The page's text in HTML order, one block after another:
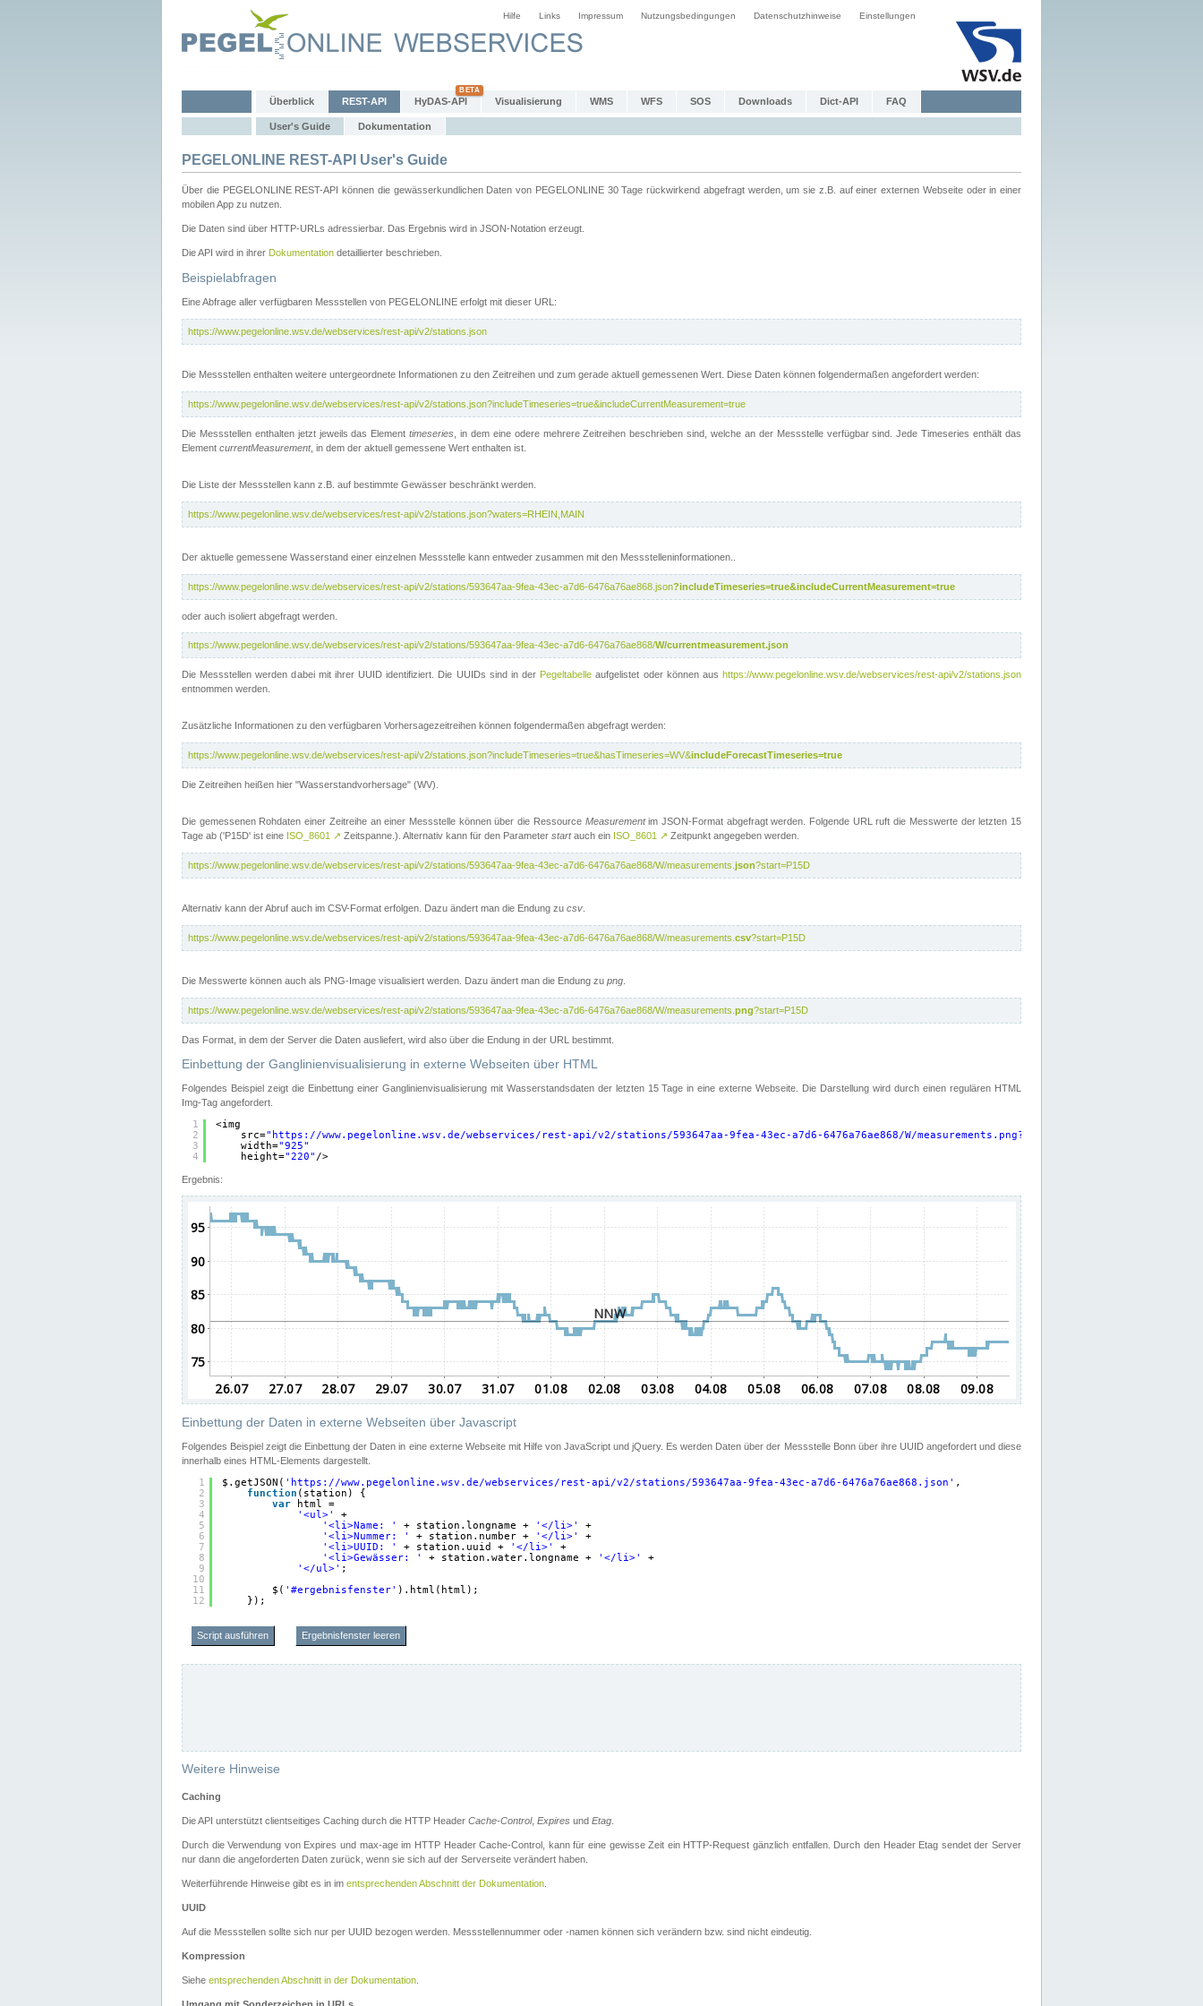
Hilfe Links Impressum Nutzungsbedingungen Datenschutzhinweise Einstellungen
Überblick REST-API HyDAS-API Visualisierung WMS WFS SOS Downloads Dict-API FAQ
User's Guide Dokumentation
PEGELONLINE REST-API User's Guide
Über die PEGELONLINE REST-API können die gewässerkundlichen Daten von PEGELONLINE 30 Tage rückwirkend abgefragt werden, um sie z.B. auf einer externen Webseite oder in einer
mobilen App zu nutzen.
Die Daten sind über HTTP-URLs adressierbar. Das Ergebnis wird in JSON-Notation erzeugt.
Die API wird in ihrer Dokumentation detaillierter beschrieben.
Beispielabfragen
Eine Abfrage aller verfügbaren Messstellen von PEGELONLINE erfolgt mit dieser URL:
https://www.pegelonline.wsv.de/webservices/rest-api/v2/stations.json
Die Messstellen enthalten weitere untergeordnete Informationen zu den Zeitreihen und zum gerade aktuell gemessenen Wert. Diese Daten können folgendermaßen angefordert werden:
https://www.pegelonline.wsv.de/webservices/rest-api/v2/stations.json?includeTimeseries=true&includeCurrentMeasurement=true
Die Messstellen enthalten jetzt jeweils das Elementtimeseries , in dem eine odere mehrere Zeitreihen beschrieben sind, welche an der Messstelle verfügbar sind. Jede Timeseries enthält das
Element currentMeasurement, in dem der aktuell gemessene Wert enthalten ist.
Die Liste der Messstellen kann z.B. auf bestimmte Gewässer beschränkt werden.
https://www.pegelonline.wsv.de/webservices/rest-api/v2/stations.json?waters=RHEIN,MAIN
Der aktuelle gemessene Wasserstand einer einzelnen Messstelle kann entweder zusammen mit den Messstelleninformationen..
https://www.pegelonline.wsv.de/webservices/rest-api/v2/stations/593647aa-9fea-43ec-a7d6-6476a76ae868.json?includeTimeseries=true&includeCurrentMeasurement=true
oder auch isoliert abgefragt werden.
https://www.pegelonline.wsv.de/webservices/rest-api/v2/stations/593647aa-9fea-43ec-a7d6-6476a76ae868/W/currentmeasurement.json
Die Messstellen werden dabei mit ihrer UUID identifiziert. Die UUIDs sind in der Pegeltabelle aufgelistet oder können aushttps://www.pegelonline.wsv.de/webservices/rest-api/v2/stations.json
entnommen werden.
Zusätzliche Informationen zu den verfügbaren Vorhersagezeitreihen können folgendermaßen abgefragt werden:
https://www.pegelonline.wsv.de/webservices/rest-api/v2/stations.json?includeTimeseries=true&hasTimeseries=WV&includeForecastTimeseries=true
Die Zeitreihen heißen hier "Wasserstandvorhersage" (WV).
Die gemessenen Rohdaten einer Zeitreihe an einer Messstelle können über die Ressource Measurementim JSON-Format abgefragt werden. Folgende URL ruft die Messwerte der letzten 15
Tage ab ('P15D' ist eine ISO_8601 ↗ Zeitspanne.). Alternativ kann für den Parameter startauch ein ISO_8601 ↗ Zeitpunkt angegeben werden.
https://www.pegelonline.wsv.de/webservices/rest-api/v2/stations/593647aa-9fea-43ec-a7d6-6476a76ae868/W/measurements. json?start=P15D
Alternativ kann der Abruf auch im CSV-Format erfolgen. Dazu ändert man die Endung zu csv
https://www.pegelonline.wsv.de/webservices/rest-api/v2/stations/593647aa-9fea-43ec-a7d6-6476a76ae868/W/measurements. csv?start=P15D
Die Messwerte können auch als PNG-Image visualisiert werden. Dazu ändert man die Endung zu png
https://www.pegelonline.wsv.de/webservices/rest-api/v2/stations/593647aa-9fea-43ec-a7d6-6476a76ae868/W/measurements. png?start=P15D
Das Format, in dem der Server die Daten ausliefert, wird also über die Endung in der URL bestimmt.
Einbettung der Ganglinienvisualisierung in externe Webseiten über HTML
Folgendes Beispiel zeigt die Einbettung einer Ganglinienvisualisierung mit Wasserstandsdaten der letzten 15 Tage in eine externe Webseite. Die Darstellung wird durch einen regulären HTML
Img-Tag angefordert.
1
2
3
4
<img
src=" https://www.pegelonline.wsv.de/webservices/rest-api/v2/stations/593647aa-9fea-43ec-a7d6-6476a76ae868/W/
width="925"
height="220" />
Ergebnis:
Einbettung der Daten in externe Webseiten über Javascript
Folgendes Beispiel zeigt die Einbettung der Daten in eine externe Webseite mit Hilfe von JavaScript und jQuery. Es werden Daten über der Messstelle Bonn über ihre UUID angefordert und diese
innerhalb eines HTML-Elements dargestellt.
1
2
3
4
5
6
7
8
9
10
11
12
$.getJSON( ' https://www.pegelonline.wsv.de/webservices/rest-api/v2/stations/593647aa-9fea-43ec-a7d6-6476a76ae868.json ' ,
function (station) {
var
html =
'<ul>'
+
'<li>Name: '
+ station.longname + '</li>'
+
'<li>Nummer: '
+ station.number + '</li>'
+
'<li>UUID: '
+ station.uuid + '</li>'
+
'<li>Gewässer: '
+ station.water.longname + '</li>'
+
'</ul>' ;
$( '#ergebnisfenster' ).html(html);
});
Script ausführen Ergebnisfenster leeren
Weitere Hinweise
Caching
Die API unterstützt clientseitiges Caching durch die HTTP Header Cache-Control, Expires und Etag.
Durch die Verwendung von Expires und max-age im HTTP Header Cache-Control, kann für eine gewisse Zeit ein HTTP-Request gänzlich entfallen. Durch den Header Etag sendet der Server
nur dann die angeforderten Daten zurück, wenn sie sich auf der Serverseite verändert haben.
Weiterführende Hinweise gibt es in im entsprechenden Abschnitt der Dokumentation.
UUID
Auf die Messstellen sollte sich nur per UUID bezogen werden. Messstellennummer oder -namen können sich verändern bzw. sind nicht eindeutig.
Kompression
Siehe entsprechenden Abschnitt in der Dokumentation.